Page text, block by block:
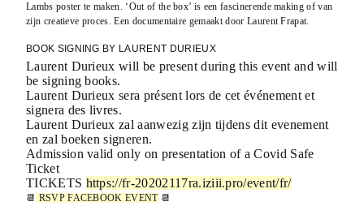
Lambs poster te maken. ‘Out of the box’ is een fascinerende making of van
zijn creatieve proces. Een documentaire gemaakt door Laurent Frapat.
BOOK SIGNING BY LAURENT DURIEUX
Laurent Durieux will be present during this event and will
be signing books.
Laurent Durieux sera présent lors de cet événement et
signera des livres.
Laurent Durieux zal aanwezig zijn tijdens dit evenement
en zal boeken signeren.
Admission valid only on presentation of a Covid Safe
Ticket
TICKETS https://fr-20202117ra.iziii.pro/event/fr/
📆 RSVP FACEBOOK EVENT📆